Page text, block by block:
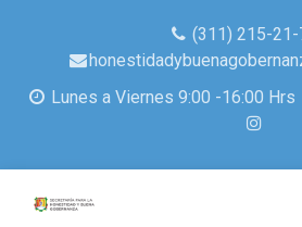
(311) 215-21-
Lunes a Viernes 9:00 -16:00 Hrs